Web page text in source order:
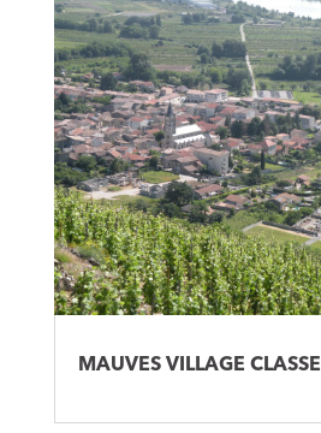
MAUVES VILLAGE CLASSE